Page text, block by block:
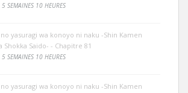
SEMAINES 10 HEURES
no yasuragi wa konoyo ni naku -Shin Kamen
Shokka Saido- - Chapitre 81
SEMAINES 10 HEURES
no yasuragi wa konoyo ni naku -Shin Kamen